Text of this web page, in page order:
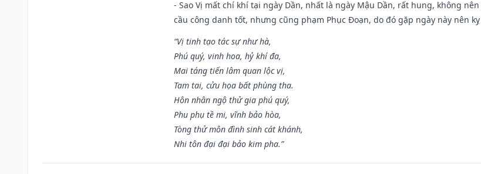
- Sao Vị mất chí khí tại ngày Dần, nhất là ngày Mậu Dần, rất hung, không
cầu công danh tốt, nhưng cũng phạm Phục Đoạn, do đó gặp ngày này nên
“Vị tinh tạo tác sự như hà,
Phú quý, vinh hoa, hỷ khí đa,
Mai táng tiến lâm quan lộc vị,
Tam tai, cửu họa bất phùng tha.
Hôn nhân ngộ thử gia phú quý,
Phu phụ tề mi, vĩnh bảo hòa,
Tòng thử môn đình sinh cát khánh,
Nhi tôn đại đại bảo kim pha.”